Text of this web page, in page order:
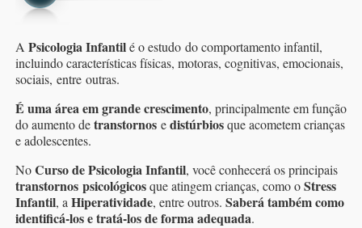
A Psicologia Infantilé o estudo do comportamento infantil,
incluindo características físicas, motoras, cognitivas, emocionais,
sociais, entre outras.
É uma área em grande crescimento, principalmente em função
do aumento detranstornos edistúrbiosque acometem crianças
e adolescentes.
NoCurso de Psicologia Infantil, você conhecerá os principais
transtornos psicológicosque atingem crianças, como oStress
Infantil, a Hiperatividade, entre outros. Saberá também como
identificá-los e tratá-los de forma adequada.